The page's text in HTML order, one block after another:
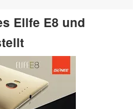
Elife E8 und